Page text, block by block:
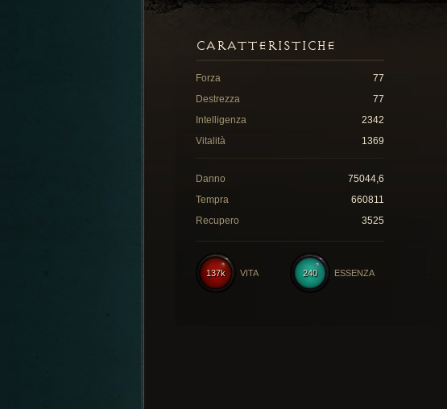
CARATTERISTICHE
Forza
77
Destrezza
77
Intelligenza
2342
Vitalità
1369
Danno
75044,6
Tempra
660811
Recupero
3525
240 ESSENZA
137k VITA